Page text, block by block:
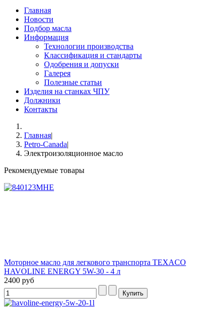
Главная
Новости
Подбор масла
Информация
Технологии производства
Классификация и стандарты
Одобрения и допуски
Галерея
Полезные статьи
Изделия на станках ЧПУ
Должники
Контакты
Главная|
Petro-Canada|
Электроизоляционное масло
Рекомендуемые товары
Моторное масло для легкового транспорта TEXACO
HAVOLINE ENERGY 5W-30 - 4 л
2400 руб